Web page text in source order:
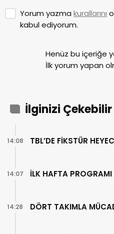
Yorum yazma kurallarını
kabul ediyorum.
Henüz bu içeriğe
İlk yorum yapan
İlginizi Çekebilir
TBL’DE FİKSTÜR
14:08
İLK HAFTA
14:07
DÖRT TAKIMLA
14:28